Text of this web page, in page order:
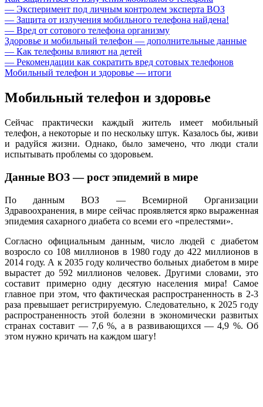
— Эксперимент под личным контролем эксперта ВОЗ
— Защита от излучения мобильного телефона найдена!
— Вред от сотового телефона организму
Здоровье и мобильный телефон — дополнительные данные
— Как телефоны влияют на детей
— Рекомендации как сократить вред сотовых телефонов
Мобильный телефон и здоровье — итоги
Мобильный телефон и здоровье
Сейчас практически каждый житель имеет мобильный
телефон, а некоторые и по нескольку штук. Казалось бы, живи
и радуйся жизни. Однако, было замечено, что люди стали
испытывать проблемы со здоровьем.
Данные ВОЗ — рост эпидемий в мире
По данным ВОЗ — Всемирной Организации
Здравоохранения, в мире сейчас проявляется ярко выраженная
эпидемия сахарного диабета со всеми его «прелестями».
Согласно официальным данным, число людей с диабетом
возросло со 108 миллионов в 1980 году до 422 миллионов в
2014 году. А к 2035 году количество больных диабетом в мире
вырастет до 592 миллионов человек. Другими словами, это
составит примерно одну десятую населения мира! Самое
главное при этом, что фактическая распространенность в 2-3
раза превышает регистрируемую. Следовательно, к 2025 году
распространенность этой болезни в экономически развитых
странах составит — 7,6 %, а в развивающихся — 4,9 %. Об
этом нужно кричать на каждом шагу!